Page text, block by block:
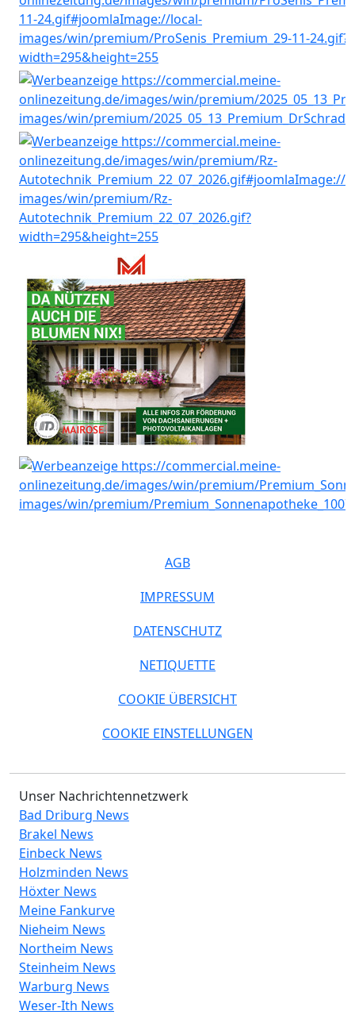
AGB
IMPRESSUM
DATENSCHUTZ
NETIQUETTE
COOKIE ÜBERSICHT
COOKIE EINSTELLUNGEN
Unser Nachrichtennetzwerk
Bad Driburg News
Brakel News
Einbeck News
Holzminden News
Höxter News
Meine Fankurve
Nieheim News
Northeim News
Steinheim News
Warburg News
Weser-Ith News